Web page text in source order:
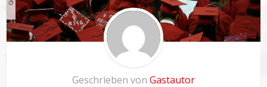
Geschrieben von Gastautor